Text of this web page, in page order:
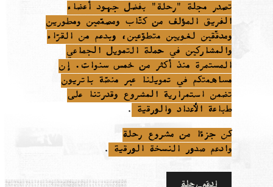
تصدر مجلة "رحلة" بفضل جهود أعضاء
الفريق المؤلف من كتّاب ومصمّمين ومطورين
ومدقّقين لغويين متطوّعين، وبدعم من القرّاء
والمشاركين في حملة التمويل الجماعي
المستمرة منذ أكثر من خمس سنوات. إن
مساهمتكم في تمويلنا عبر منصّة باتريون
تضمن استمرارية المشروع وقدرتنا على
طباعة الأعداد والورقية
.
كن جزءًا من مشروع رحلة
وادعم صدور النسخة الورقية
.
ادعَم رحلة